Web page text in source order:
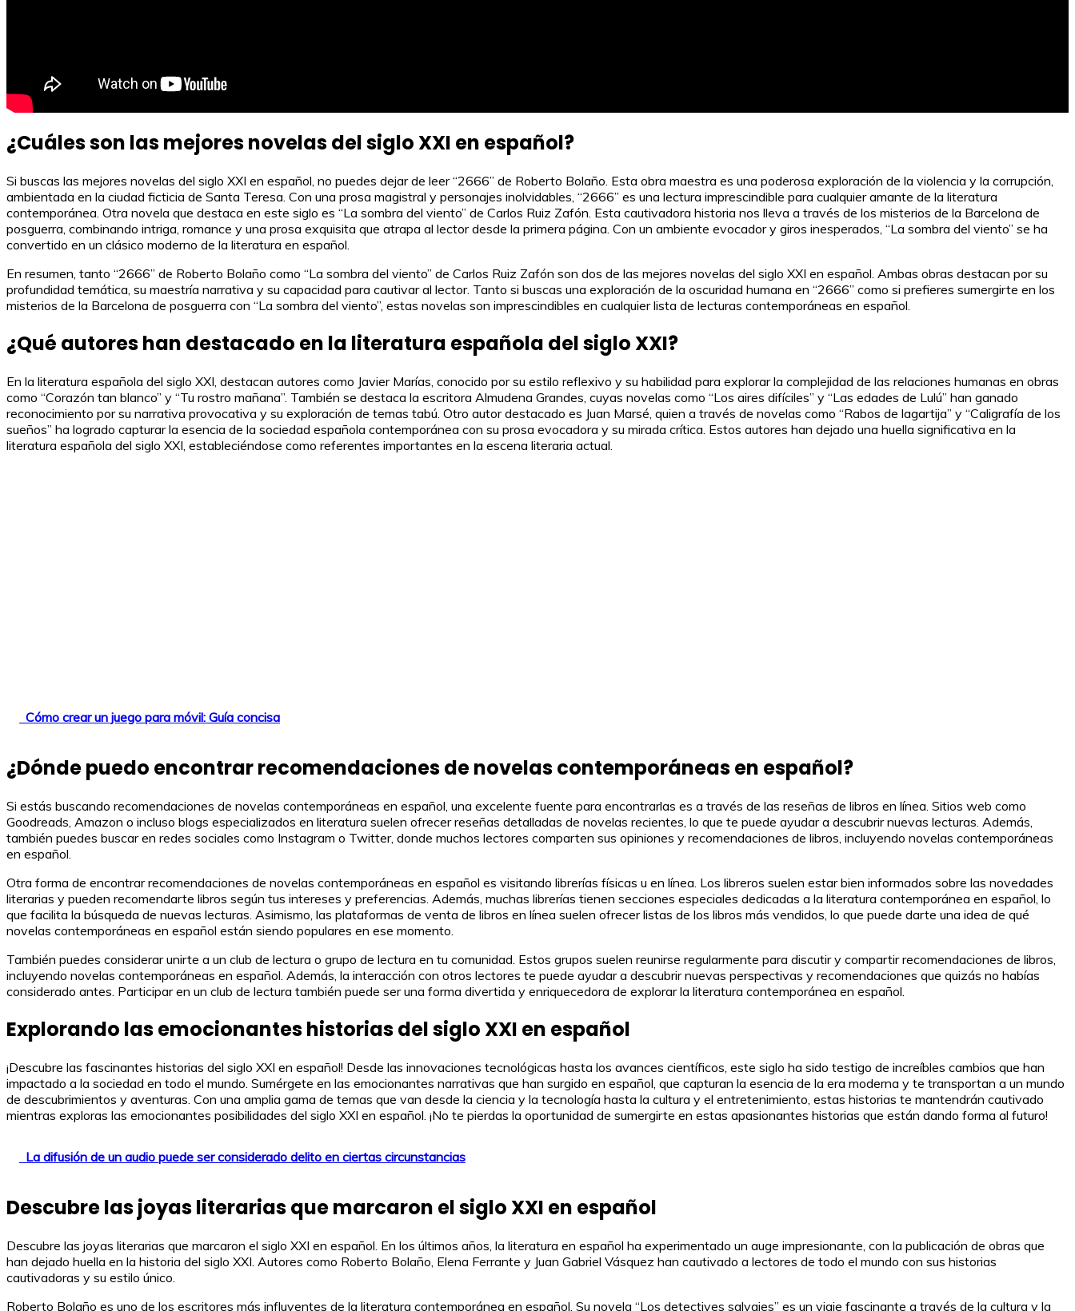
¿Cuáles son las mejores novelas del siglo XXI en español?
Si buscas las mejores novelas del siglo XXI en español, no puedes dejar de leer “2666” de Roberto Bolaño. Esta obra maestra es una poderosa exploración de la violencia y la corrupción,
ambientada en la ciudad ficticia de Santa Teresa. Con una prosa magistral y personajes inolvidables, “2666” es una lectura imprescindible para cualquier amante de la literatura
contemporánea. Otra novela que destaca en este siglo es “La sombra del viento” de Carlos Ruiz Zafón. Esta cautivadora historia nos lleva a través de los misterios de la Barcelona de
posguerra, combinando intriga, romance y una prosa exquisita que atrapa al lector desde la primera página. Con un ambiente evocador y giros inesperados, “La sombra del viento” se ha
convertido en un clásico moderno de la literatura en español.
En resumen, tanto “2666” de Roberto Bolaño como “La sombra del viento” de Carlos Ruiz Zafón son dos de las mejores novelas del siglo XXI en español. Ambas obras destacan por su
profundidad temática, su maestría narrativa y su capacidad para cautivar al lector. Tanto si buscas una exploración de la oscuridad humana en “2666” como si prefieres sumergirte en los
misterios de la Barcelona de posguerra con “La sombra del viento”, estas novelas son imprescindibles en cualquier lista de lecturas contemporáneas en español.
¿Qué autores han destacado en la literatura española del siglo XXI?
En la literatura española del siglo XXI, destacan autores como Javier Marías, conocido por su estilo reflexivo y su habilidad para explorar la complejidad de las relaciones humanas en obras
como “Corazón tan blanco” y “Tu rostro mañana”. También se destaca la escritora Almudena Grandes, cuyas novelas como “Los aires difíciles” y “Las edades de Lulú” han ganado
reconocimiento por su narrativa provocativa y su exploración de temas tabú. Otro autor destacado es Juan Marsé, quien a través de novelas como “Rabos de lagartija” y “Caligrafía de los
sueños” ha logrado capturar la esencia de la sociedad española contemporánea con su prosa evocadora y su mirada crítica. Estos autores han dejado una huella significativa en la
literatura española del siglo XXI, estableciéndose como referentes importantes en la escena literaria actual.
Cómo crear un juego para móvil: Guía concisa
¿Dónde puedo encontrar recomendaciones de novelas contemporáneas en español?
Si estás buscando recomendaciones de novelas contemporáneas en español, una excelente fuente para encontrarlas es a través de las reseñas de libros en línea. Sitios web como
Goodreads, Amazon o incluso blogs especializados en literatura suelen ofrecer reseñas detalladas de novelas recientes, lo que te puede ayudar a descubrir nuevas lecturas. Además,
también puedes buscar en redes sociales como Instagram o Twitter, donde muchos lectores comparten sus opiniones y recomendaciones de libros, incluyendo novelas contemporáneas
en español.
Otra forma de encontrar recomendaciones de novelas contemporáneas en español es visitando librerías físicas u en línea. Los libreros suelen estar bien informados sobre las novedades
literarias y pueden recomendarte libros según tus intereses y preferencias. Además, muchas librerías tienen secciones especiales dedicadas a la literatura contemporánea en español, lo
que facilita la búsqueda de nuevas lecturas. Asimismo, las plataformas de venta de libros en línea suelen ofrecer listas de los libros más vendidos, lo que puede darte una idea de qué
novelas contemporáneas en español están siendo populares en ese momento.
También puedes considerar unirte a un club de lectura o grupo de lectura en tu comunidad. Estos grupos suelen reunirse regularmente para discutir y compartir recomendaciones de libros,
incluyendo novelas contemporáneas en español. Además, la interacción con otros lectores te puede ayudar a descubrir nuevas perspectivas y recomendaciones que quizás no habías
considerado antes. Participar en un club de lectura también puede ser una forma divertida y enriquecedora de explorar la literatura contemporánea en español.
Explorando las emocionantes historias del siglo XXI en español
¡Descubre las fascinantes historias del siglo XXI en español! Desde las innovaciones tecnológicas hasta los avances científicos, este siglo ha sido testigo de increíbles cambios que han
impactado a la sociedad en todo el mundo. Sumérgete en las emocionantes narrativas que han surgido en español, que capturan la esencia de la era moderna y te transportan a un mundo
de descubrimientos y aventuras. Con una amplia gama de temas que van desde la ciencia y la tecnología hasta la cultura y el entretenimiento, estas historias te mantendrán cautivado
mientras exploras las emocionantes posibilidades del siglo XXI en español. ¡No te pierdas la oportunidad de sumergirte en estas apasionantes historias que están dando forma al futuro!
La difusión de un audio puede ser considerado delito en ciertas circunstancias
Descubre las joyas literarias que marcaron el siglo XXI en español
Descubre las joyas literarias que marcaron el siglo XXI en español. En los últimos años, la literatura en español ha experimentado un auge impresionante, con la publicación de obras que
han dejado huella en la historia del siglo XXI. Autores como Roberto Bolaño, Elena Ferrante y Juan Gabriel Vásquez han cautivado a lectores de todo el mundo con sus historias
cautivadoras y su estilo único.
Roberto Bolaño es uno de los escritores más influyentes de la literatura contemporánea en español. Su novela “Los detectives salvajes” es un viaje fascinante a través de la cultura y la